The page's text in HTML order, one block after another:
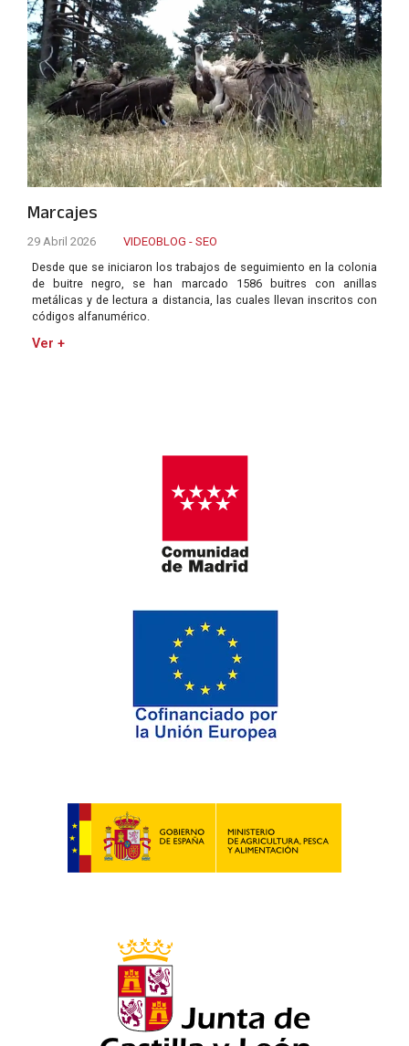
Marcajes
29 Abril 2026
VIDEOBLOG - SEO
Desde que se iniciaron los trabajos de seguimiento en la colonia
de buitre negro, se han marcado 1586 buitres con anillas
metálicas y de lectura a distancia, las cuales llevan inscritos con
códigos alfanumérico.
Ver +